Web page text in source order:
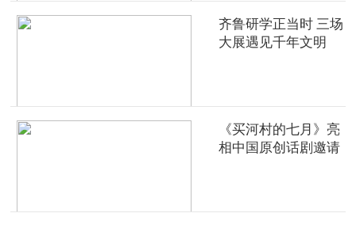
齐鲁研学正当时 三场
大展遇见千年文明
《买河村的七月》亮
相中国原创话剧邀请